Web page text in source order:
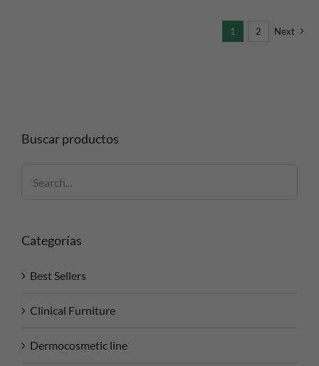
1 2 Next
Buscar productos
Categorías
Best Sellers
Clinical Furniture
Dermocosmetic line